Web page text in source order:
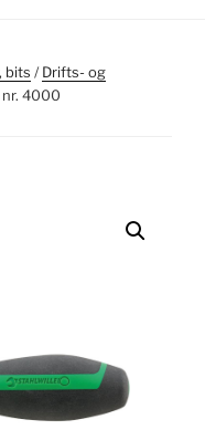
bits /Drifts- og
4000